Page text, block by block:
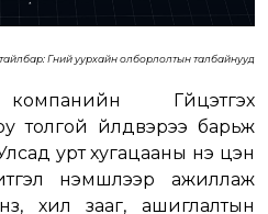
Гүний уурхайн олборлолтын талбайнууд
Гүйцэтгэх
толгой үйлдвэрээ барьж
урт хугацааны үнэ цэн
үнэмшлээр ажиллаж
хил зааг, ашиглалтын